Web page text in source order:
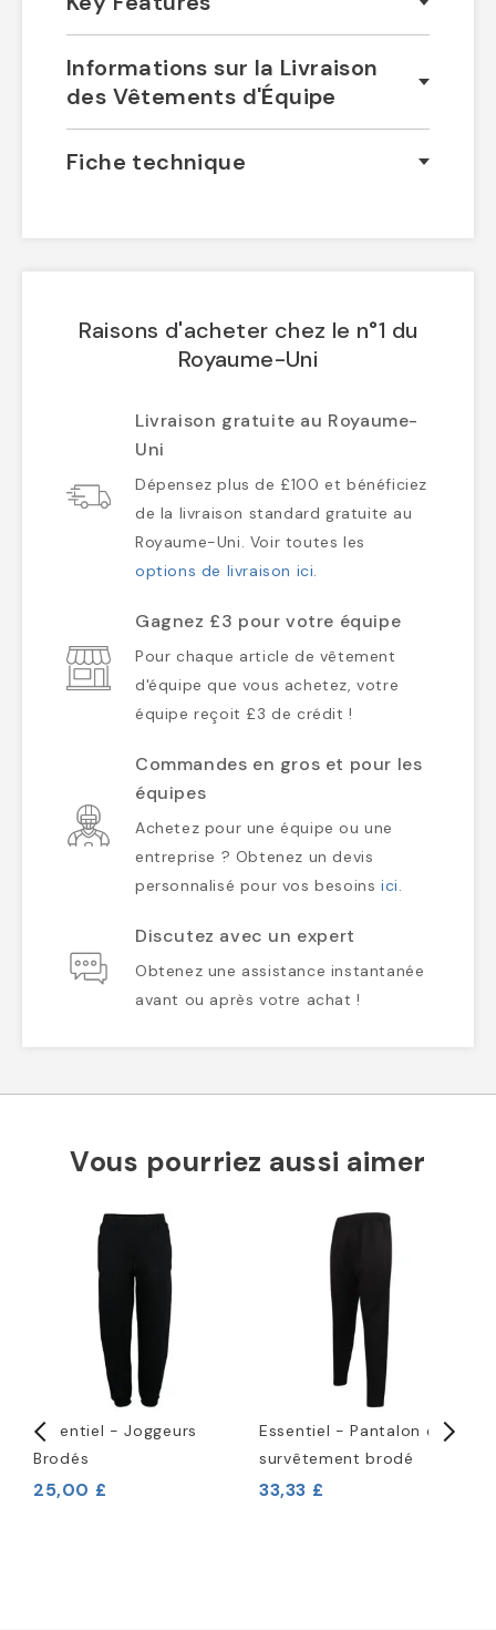
Informations sur la Livraison
des Vêtements d'Équipe
Fiche technique
Raisons d'acheter chez le n°1 du
Royaume-Uni
Livraison gratuite au Royaume-
Uni
Dépensez plus de £100 et bénéficiez
de la livraison standard gratuite au
Royaume-Uni. Voir toutes les
options de livraison ici.
Gagnez £3 pour votre équipe
Pour chaque article de vêtement
d'équipe que vous achetez, votre
équipe reçoit £3 de crédit !
Commandes en gros et pour les
équipes
Achetez pour une équipe ou une
entreprise ? Obtenez un devis
personnalisé pour vos besoinsici.
Discutez avec un expert
Obtenez une assistance instantanée
avant ou après votre achat !
Vous pourriez aussi aimer
Essentiel - Joggeurs
Brodés
25,00 £
Essentiel - Pantalon de
survêtement brodé
33,33 £